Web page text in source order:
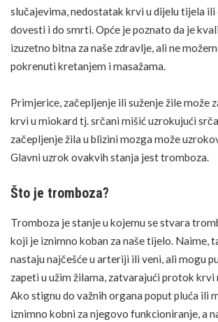
slučajevima, nedostatak krvi u dijelu tijela ili
dovesti i do smrti. Opće je poznato da je
izuzetno bitna za naše zdravlje, ali ne
pokrenuti kretanjem i masažama.
Primjerice, začepljenje ili suženje žile može
krvi u miokard tj. srčani mišić uzrokujući
začepljenje žila u blizini mozga može
Glavni uzrok ovakvih stanja jesttromboza
Što je tromboza?
Tromboza je stanje u kojemu se stvara
koji je iznimno koban za naše tijelo. Naime,
nastaju najčešće u arteriji ili veni, ali mogu
zapeti u užim žilama, zatvarajući protok krvi
Ako stignu do važnih organa poput pluća ili
iznimno kobni za njegovo funkcioniranje, a